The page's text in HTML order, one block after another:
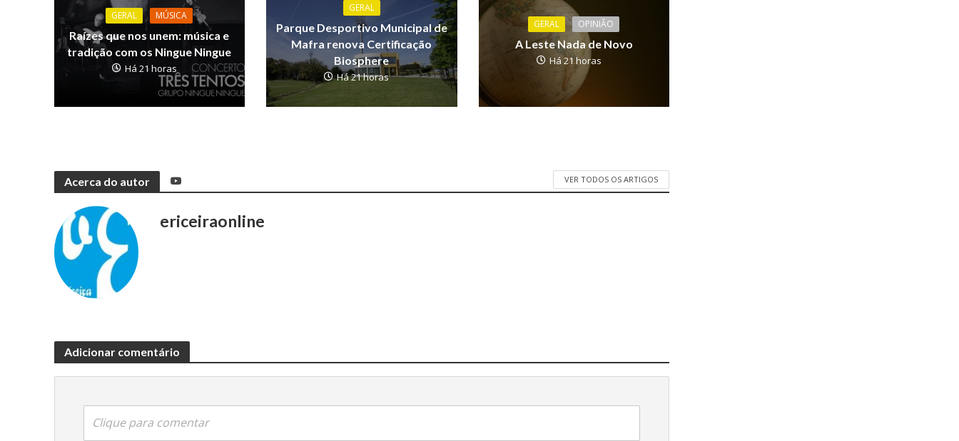
GERAL MÚSICA
Raízes que nos unem: música e
tradição com os Ningue Ningue
Há 21 horas
GERAL
Parque Desportivo Municipal de
Mafra renova Certificação
Biosphere
Há 21 horas
GERAL OPINIÃO
A Leste Nada de Novo
Há 21 horas
Acerca do autor VER TODOS OS ARTIGOS
ericeiraonline
Adicionar comentário
Clique para comentar